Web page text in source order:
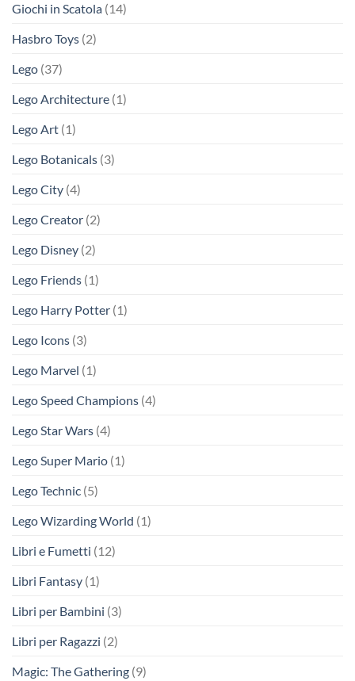
Giochi in Scatola (14)
Hasbro Toys (2)
Lego (37)
Lego Architecture (1)
Lego Art (1)
Lego Botanicals (3)
Lego City (4)
Lego Creator (2)
Lego Disney (2)
Lego Friends (1)
Lego Harry Potter (1)
Lego Icons (3)
Lego Marvel (1)
Lego Speed Champions (4)
Lego Star Wars (4)
Lego Super Mario (1)
Lego Technic (5)
Lego Wizarding World (1)
Libri e Fumetti (12)
Libri Fantasy (1)
Libri per Bambini (3)
Libri per Ragazzi (2)
Magic: The Gathering (9)